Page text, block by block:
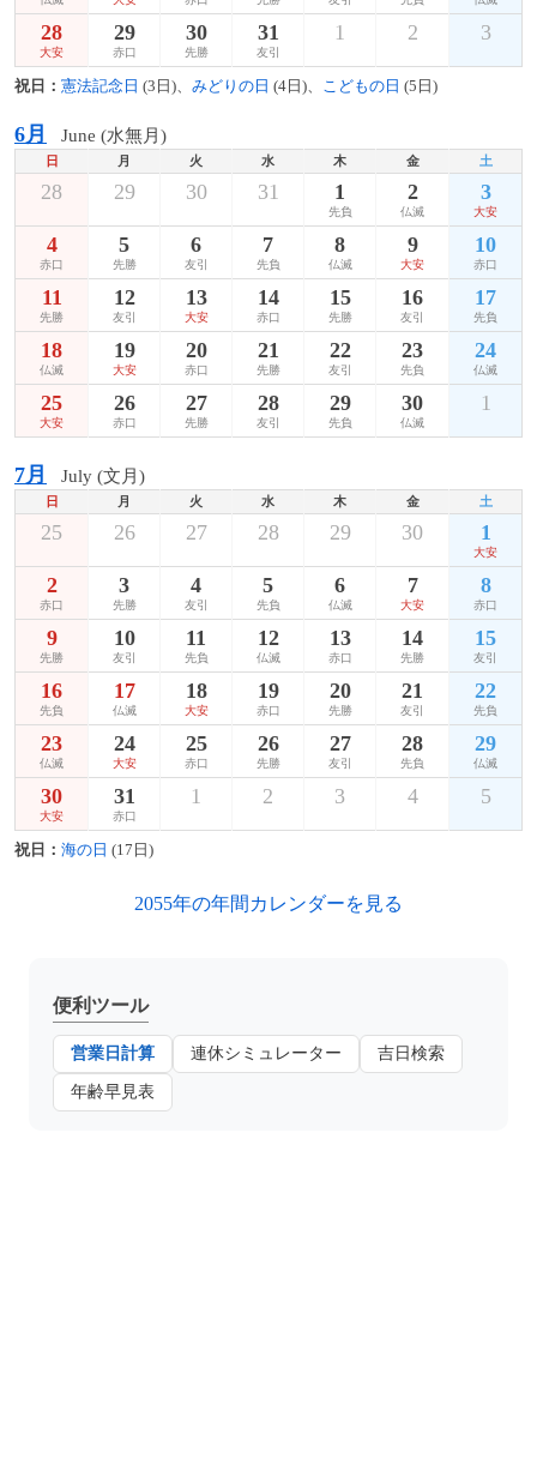
28
大安
29
赤口
30
先勝
31
友引
1 2 3
祝日： 憲法記念日 (3日)、 みどりの日 (4日)、 こどもの日 (5日)
6月 June (水無月)
日 月 火 水 木 金 土
28 29 30 31 1
先負
2
仏滅
3
大安
4
赤口
5
先勝
6
友引
7
先負
8
仏滅
9
大安
10
赤口
11
先勝
12
友引
13
大安
14
赤口
15
先勝
16
友引
17
先負
18
仏滅
19
大安
20
赤口
21
先勝
22
友引
23
先負
24
仏滅
25
大安
26
赤口
27
先勝
28
友引
29
先負
30
仏滅
1
7月 July (文月)
日 月 火 水 木 金 土
25 26 27 28 29 30 1
大安
2
赤口
3
先勝
4
友引
5
先負
6
仏滅
7
大安
8
赤口
9
先勝
10
友引
11
先負
12
仏滅
13
赤口
14
先勝
15
友引
16
先負
17
仏滅
18
大安
19
赤口
20
先勝
21
友引
22
先負
23
仏滅
24
大安
25
赤口
26
先勝
27
友引
28
先負
29
仏滅
30
大安
31
赤口
1 2 3 4 5
祝日： 海の日 (17日)
2055年の年間カレンダーを見る
便利ツール
営業日計算 連休シミュレーター 吉日検索
年齢早見表